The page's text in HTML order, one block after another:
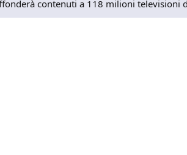
contenuti a 118 milioni televisioni